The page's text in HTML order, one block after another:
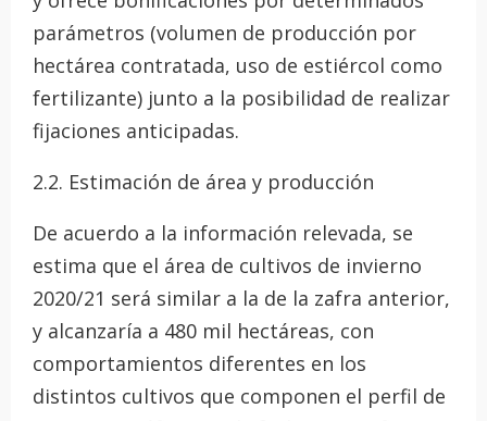
parámetros (volumen de producción por
hectárea contratada, uso de estiércol como
fertilizante) junto a la posibilidad de realizar
fijaciones anticipadas.
2.2. Estimación de área y producción
De acuerdo a la información relevada, se
estima que el área de cultivos de invierno
2020/21 será similar a la de la zafra anterior,
y alcanzaría a 480 mil hectáreas, con
comportamientos diferentes en los
distintos cultivos que componen el perfil de